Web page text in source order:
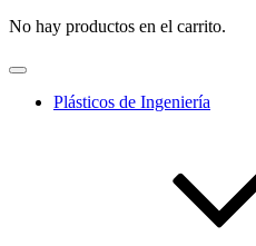
No hay productos en el carrito.
Plásticos de Ingeniería